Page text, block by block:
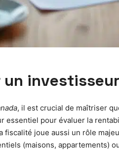
, il est crucial de maîtriser
essentiel pour évaluer la
joue aussi un rôle
(maisons, appartements)